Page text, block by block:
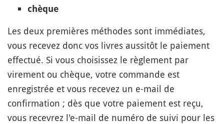
chèque
Les deux premières méthodes sont immédiates,
vous recevez donc vos livres aussitôt le paiement
effectué. Si vous choisissez le règlement par
virement ou chèque, votre commande est
enregistrée et vous recevez un e-mail de
confirmation ; dès que votre paiement est reçu,
vous recevrez l'e-mail de numéro de suivi pour les